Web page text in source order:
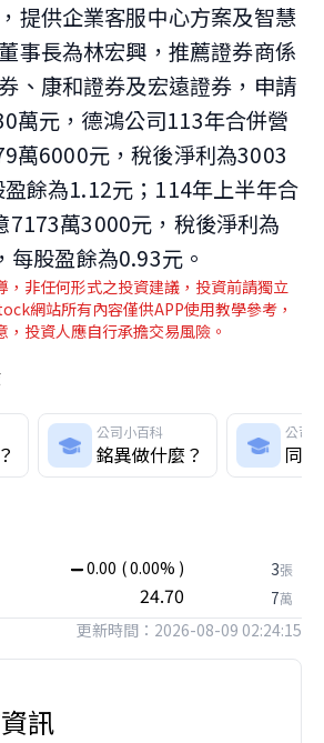
提供企業客服中心方案及智慧
事長為林宏興，推薦證券商係
、康和證券及宏遠證券，申請
萬元，德鴻公司113年合併營
萬6000元，稅後淨利為3003
餘為1.12元；114年上半年合
7173萬3000元，稅後淨利為
股盈餘為0.93元。
非任何形式之投資建議，投資前請獨立
網站所有內容僅供APP使用教學參考，
投資人應自行承擔交易風險。
公司小百科
銘異做什麼？
公司
同
0.00 ( 0.00% )
24.70
3張
7萬
更新時間：2026-08-09 02:24:15
訊